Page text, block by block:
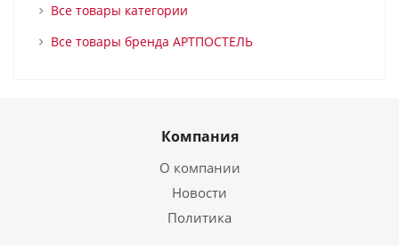
Все товары категории
Все товары бренда АРТПОСТЕЛЬ
Компания
О компании
Новости
Политика